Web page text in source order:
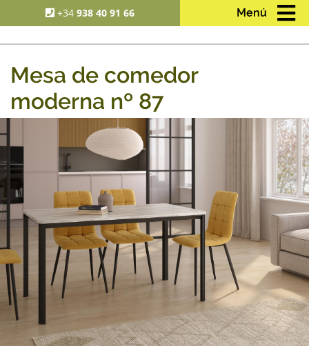
+34938 40 91 66 Menú
Mesa de comedor
moderna nº 87